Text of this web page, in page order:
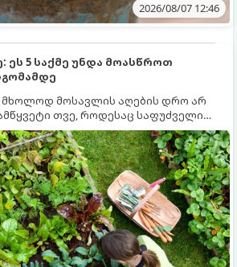
2026/08/07 12:46
ეს 5 საქმე უნდა მოასწროთ
მხოლოდ მოსავლის აღების დრო არ
თვე, როდესაც საფუძველი
მოსავალს და ბაღი მზადდება
სეზონისთვის. იმისათვის, რომ
ხოლო მცენარეებმა
აგვისტოს ბოლომდე 5
გაკეთება უნდა მოასწროთ: